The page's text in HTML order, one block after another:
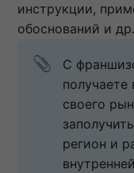
инструкции,
обоснований и др.
С
своего
регион и